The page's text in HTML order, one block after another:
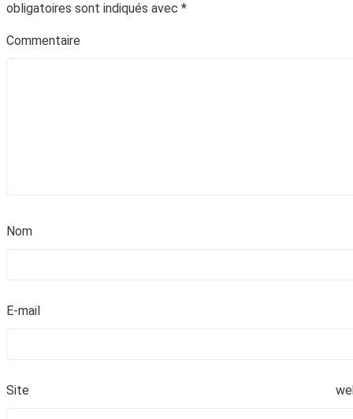
obligatoires sont indiqués avec *
Commentaire
Nom
E-mail
Site